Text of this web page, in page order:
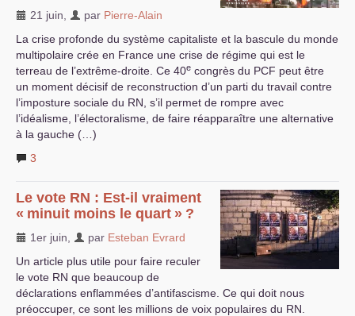
21 juin par Pierre-Alain
La crise profonde du système capitaliste et la bascule du monde
multipolaire crée en France une crise de régime qui est le
terreau de l’extrême-droite. Ce 40e congrès du PCF peut être
un moment décisif de reconstruction d’un parti du travail contre
l’imposture sociale du RN , s’il permet de rompre avec
l’idéalisme, l’électoralisme, de faire réapparaître une alternative
à la gauche (…)
3
Le vote RN : Est-il vraiment
« minuit moins le quart » ?
1er juin par Esteban Evrard
Un article plus utile pour faire reculer
le vote RN que beaucoup de
déclarations enflammées d’antifascisme. Ce qui doit nous
préoccuper, ce sont les millions de voix populaires du RN